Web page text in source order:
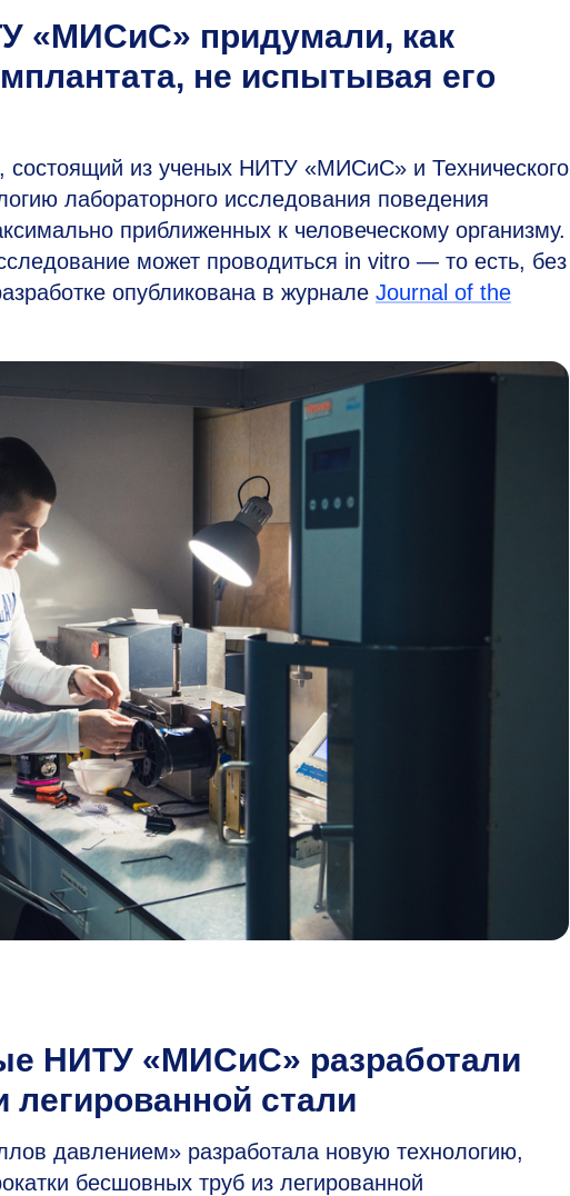
«МИСиС» придумали, как
не испытывая его
состоящий из ученых НИТУ «МИСиС» и Технического
лабораторного исследования поведения
приближенных к человеческому организму.
может проводиться in vitro — то есть, без
опубликована в журнале Journal of the
НИТУ «МИСиС» разработали
легированной стали
давлением» разработала новую технологию,
бесшовных труб из легированной